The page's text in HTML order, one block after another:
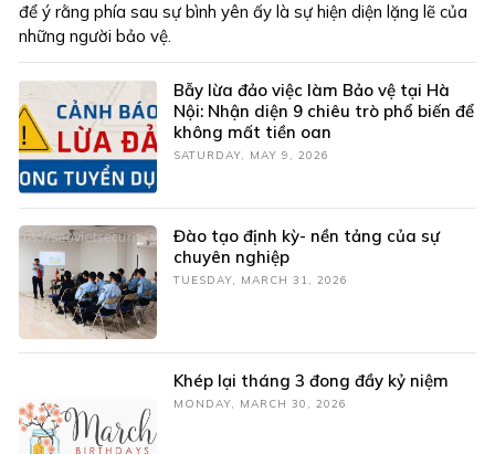
để ý rằng phía sau sự bình yên ấy là sự hiện diện lặng lẽ của
những người bảo vệ.
Bẫy lừa đảo việc làm Bảo vệ tại Hà
Nội: Nhận diện 9 chiêu trò phổ biến để
không mất tiền oan
SATURDAY, MAY 9, 2026
Đào tạo định kỳ- nền tảng của sự
chuyên nghiệp
TUESDAY, MARCH 31, 2026
Khép lại tháng 3 đong đầy kỷ niệm
MONDAY, MARCH 30, 2026